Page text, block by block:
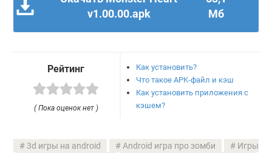
v1.00.00.apk
Мб
Рейтинг
( Пока оценок нет )
Как установить?
Что такое APK-файл и кэш
Как установить приложения с
кэшем?
3d игры на android Android игра про зомби
Игры